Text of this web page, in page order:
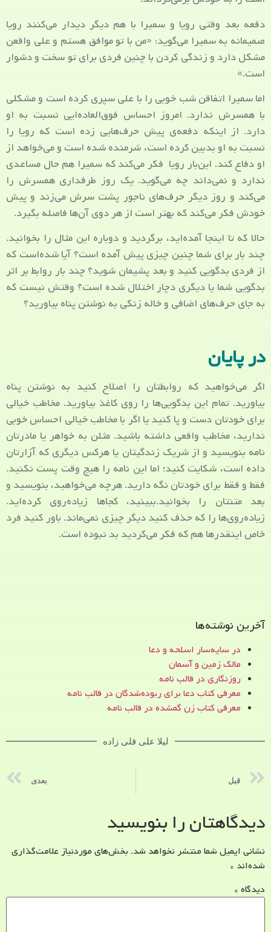
دفعه‌ بعد وقتی رویا و سمیرا با هم دیگر دیدار می‌کنند رویا
صمیمانه به سمیرا می‌گوید: «من با تو موافق هستم و علی واقعن
مشکل دارد و زندگی کردن با چنین فردی برای تو سخت و دشوار
است.»
اما سمیرا اتفاقن شب خوبی را با علی سپری کرده است و مشکلی
با همسرش ندارد. امروز احساس فوق‌العاده‌ایی نسبت به او
دارد. از اینکه دفعه‌ی پیش حرف‌هایی زده است که رویا را
نسبت به او بدبین کرده است، شرمنده شده است و می‌خواهد از
او دفاع کند. این‌بار رویا فکر می‌کند که سمیرا هم حال مساعدی
ندارد و نمی‌داند چه می‌گوید. یک روز طرفداری همسرش را
می‌کند و روز دیگر حرف‌های ناجور پشت سرش می‌زند و پیش
خودش فکر می‌کند که بهتر است از هر دوی آن‌ها فاصله بگیرد.
حالا که تا اینجا آمده‌اید، برگردید و دوباره این مثال را بخوانید.
چند بار برای شما چنین چیزی پیش آمده است؟ آیا شده‌است که
از فردی بدگویی کنید و بعد پشیمان شوید؟ چند بار روابط بر اثر
بدگویی شما یا دیگری دچار اختلال شده است؟ وقتش نیست که
به جای حرف‌های اضافی و خاله زنکی به نوشتن پناه بیاورید؟
در پایان
اگر می‌خواهید که روابطتان را اصلاح کنید به نوشتن پناه
بیاورید. تمام این بدگویی‌ها را روی کاغذ بیاورید. مخاطب خیالی
برای خودتان دست و پا کنید یا اگر با مخاطب خیالی احساس خوبی
ندارید، مخاطب واقعی داشته باشید. مثلن به خواهر یا مادرتان
نامه بنویسید و از شریک زندگیتان یا هرکس دیگری که آزارتان
داده است، شکایت کنید؛ اما این نامه را هیچ وقت پست نکنید.
فقط و فقط برای خودتان نگه دارید. هرچه می‌خواهید، بنویسید و
بعد متنتان را بخوانید.ببینید، کجاها زیاده‌روی کرده‌اید.
زیاده‌روی‌ها را که حذف کنید دیگر چیزی نمی‌ماند. باور کنید فرد
خاص اینقدرها هم که فکر می‌کردید بد نبوده است.
آخرین نوشته‌ها
در سایه‌سار اسلحه و دعا
مالک زمین و آسمان
روزنگاری در قالب نامه
معرفی کتاب دعا برای ربوده‌شدگان در قالب نامه
معرفی کتاب زن‌ گمشده در قالب نامه
لیلا علی قلی زاده
قبل بعدی
دیدگاهتان را بنویسید
نشانی ایمیل شما منتشر نخواهد شد. بخش‌های موردنیاز علامت‌گذاری
شده‌اند *
دیدگاه *